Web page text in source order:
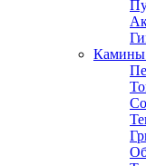
Камины